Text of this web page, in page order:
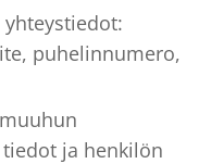
puhelinnumero,
ja henkilön